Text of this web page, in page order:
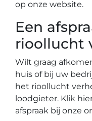
op onze website.
Een
rioollucht
Wilt graag
huis of bij uw
het rioollucht
loodgieter. Klik
afspraak bij onze